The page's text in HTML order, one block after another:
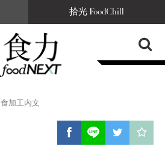
拾光 FoodChill
食加工內文